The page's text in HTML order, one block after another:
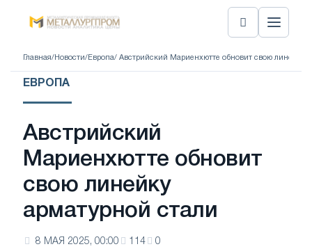
Главная/ Новости/ Европа/ Австрийский Мариенхютте обновит свою линейку
ЕВРОПА
Австрийский
Мариенхютте обновит
свою линейку
арматурной стали
8 МАЯ 2025, 00:00 114 0